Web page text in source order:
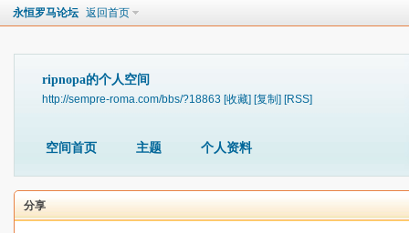
永恒罗马论坛 返回首页
ripnopa的个人空间
http://sempre-roma.com/bbs/?18863 [收藏] [复制] [RSS]
空间首页 主题 个人资料
分享